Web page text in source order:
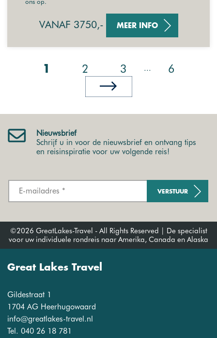
VANAF 3750,- MEER INFO
1 2 3 ... 6
Nieuwsbrief
Schrijf u in voor de nieuwsbrief en ontvang tips
en reisinspiratie voor uw volgende reis!
VERSTUUR
©2026 GreatLakes-Travel - All Rights Reserved | De specialist
voor uw individuele rondreis naar Amerika, Canada en Alaska
Great Lakes Travel
Gildestraat 1
1704 AG Heerhugowaard
info@greatlakes-travel.nl
Tel. 040 26 18 781